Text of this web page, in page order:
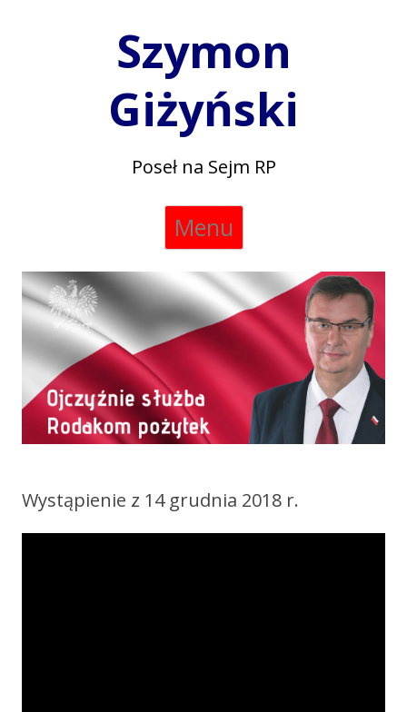
Szymon
Giżyński
Poseł na Sejm RP
Menu
Skip
Wystąpienie z 14 grudnia 2018 r.